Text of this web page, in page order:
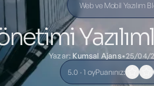
Web ve Mobil Yazılım
Yazar: Kumsal Ajans•25/04/
5.0 · 1 oyPuanınız: